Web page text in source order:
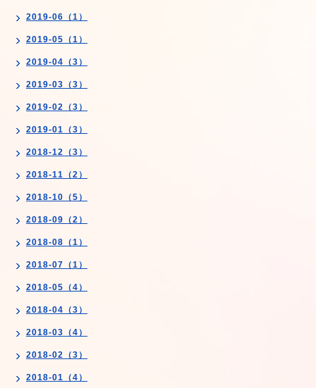
2019-06（1）
2019-05（1）
2019-04（3）
2019-03（3）
2019-02（3）
2019-01（3）
2018-12（3）
2018-11（2）
2018-10（5）
2018-09（2）
2018-08（1）
2018-07（1）
2018-05（4）
2018-04（3）
2018-03（4）
2018-02（3）
2018-01（4）